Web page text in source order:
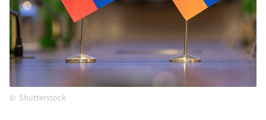
Shutterstock